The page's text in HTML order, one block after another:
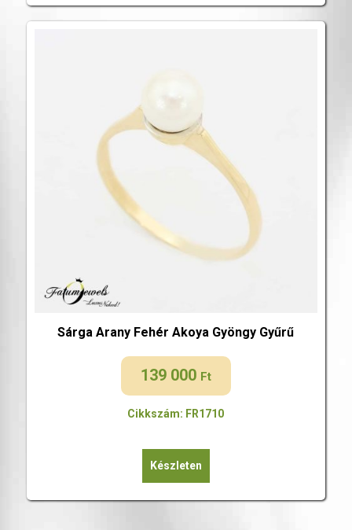
Sárga Arany Fehér Akoya Gyöngy Gyűrű
139 000 Ft
Cikkszám: FR1710
Készleten